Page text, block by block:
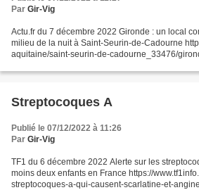
Par Gir-Vig
Actu.fr du 7 décembre 2022 Gironde : un local
milieu de la nuit à Saint-Seurin-de-Cadourne
aquitaine/saint-seurin-de-cadourne_33476/
Streptocoques A
Publié le 07/12/2022 à 11:26
Par Gir-Vig
TF1 du 6 décembre 2022 Alerte sur les
moins deux enfants en France https://
streptocoques-a-qui-causent-scarlatine-et-